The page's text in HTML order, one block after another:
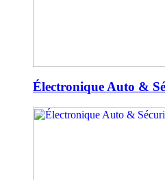
Électronique Auto &